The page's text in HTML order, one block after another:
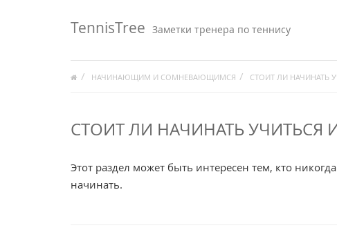
TennisTree Заметки тренера по теннису
НАЧИНАЮЩИМ И СОМНЕВАЮЩИМСЯ СТОИТ ЛИ НАЧИНАТЬ
СТОИТ ЛИ НАЧИНАТЬ УЧИТЬСЯ
Этот раздел может быть интересен тем, кто
начинать.